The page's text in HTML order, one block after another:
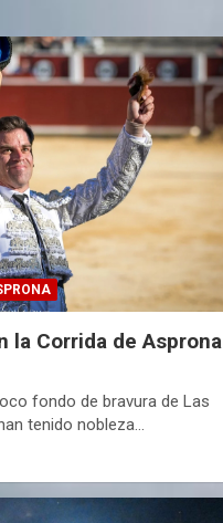
la Corrida de Asprona
fondo de bravura de Las
tenido nobleza…